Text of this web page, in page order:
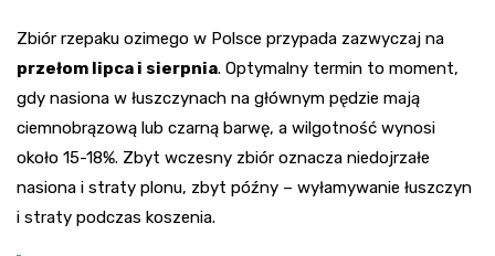
Zbiór rzepaku ozimego w Polsce przypada zazwyczaj na
przełom lipca i sierpnia. Optymalny termin to moment,
gdy nasiona w łuszczynach na głównym pędzie mają
ciemnobrązową lub czarną barwę, a wilgotność wynosi
około 15-18%. Zbyt wczesny zbiór oznacza niedojrzałe
nasiona i straty plonu, zbyt późny – wyłamywanie łuszczyn
i straty podczas koszenia.